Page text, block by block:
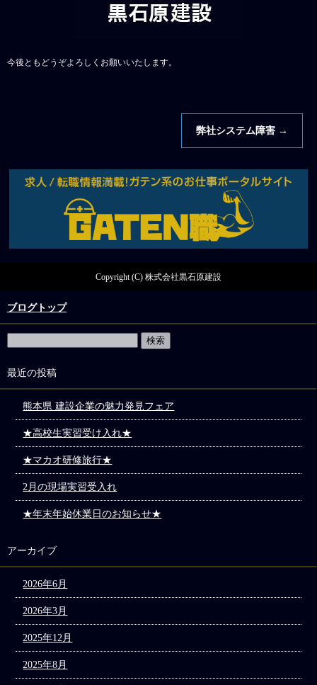
今後ともどうぞよろしくお願いいたします。
弊社システム障害 →
Copyright (C) 株式会社黒石原建設
ブログトップ
最近の投稿
熊本県 建設企業の魅力発見フェア
★高校生実習受け入れ★
★マカオ研修旅行★
2月の現場実習受入れ
★年末年始休業日のお知らせ★
アーカイブ
2026年6月
2026年3月
2025年12月
2025年8月